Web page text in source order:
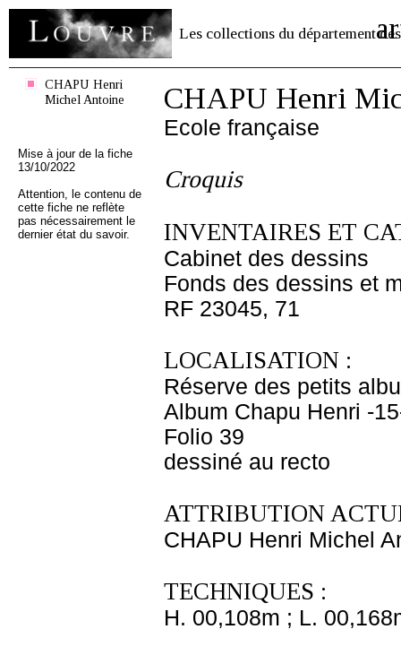
Les collections du département des
CHAPU Henri
Michel Antoine
Mise à jour de la fiche
13/10/2022
Attention, le contenu de
cette fiche ne reflète
pas nécessairement le
dernier état du savoir.
CHAPU Henri
Ecole française
Croquis
INVENTAIRES ET
Cabinet des dessins
Fonds des dessins et
RF 23045, 71
LOCALISATION :
Réserve des petits
Album Chapu Henri -
Folio 39
dessiné au recto
ATTRIBUTION
CHAPU Henri Michel
TECHNIQUES :
H. 00,108m ; L.